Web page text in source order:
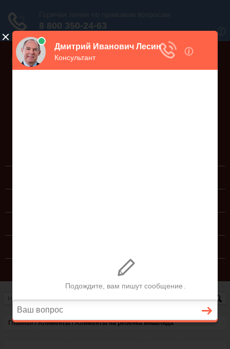
СЕМЕЙНЫЙ КОДЕКС РФ
Главная / Алименты / Алименты на ребенка инвалида